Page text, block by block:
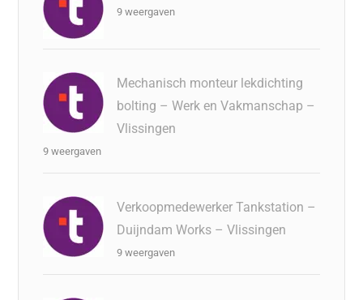
9 weergaven
Mechanisch monteur lekdichting
bolting – Werk en Vakmanschap –
Vlissingen
9 weergaven
Verkoopmedewerker Tankstation –
Duijndam Works – Vlissingen
9 weergaven